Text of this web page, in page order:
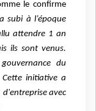
le confirme
subi à l’époque
attendre 1 an
ils sont venus.
du
initiative a
avec